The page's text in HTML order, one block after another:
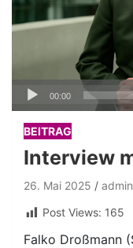
Audio-
Player
00:00
BEITRAG
Interview
26. Mai 2025
admin
Post Views: 165
Falko Droßmann